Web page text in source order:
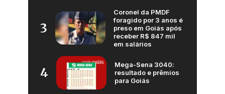
3
Coronel da PMDF
foragido por 3 anos é
preso em Goiás após
receber R$ 847 mil
em salários
4
Mega-Sena 3040:
resultado e prêmios
para Goiás